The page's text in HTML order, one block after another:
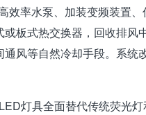
率水泵、加装变频装置
板式热交换器，回收排
风等自然冷却手段。系
灯具全面替代传统荧光